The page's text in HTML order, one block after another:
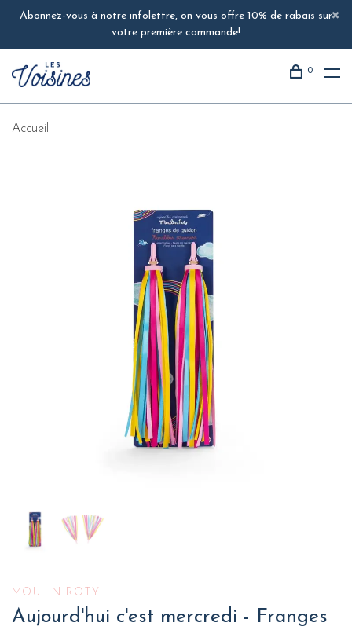
Abonnez-vous à notre infolettre, on vous offre 10% de rabais sur
votre première commande!
0
Accueil
MOULIN ROTY
Aujourd'hui c'est mercredi - Franges